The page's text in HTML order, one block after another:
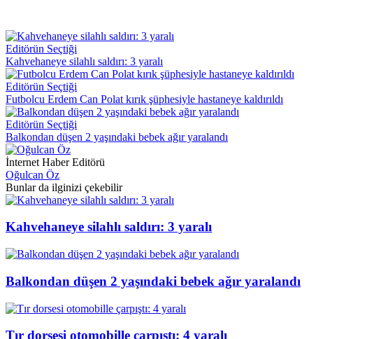
Editörün Seçtiği
Kahvehaneye silahlı saldırı: 3 yaralı
Editörün Seçtiği
Futbolcu Erdem Can Polat kırık şüphesiyle hastaneye kaldırıldı
Editörün Seçtiği
Balkondan düşen 2 yaşındaki bebek ağır yaralandı
İnternet Haber Editörü
Oğulcan Öz
Bunlar da ilginizi çekebilir
Kahvehaneye silahlı saldırı: 3 yaralı
Balkondan düşen 2 yaşındaki bebek ağır yaralandı
Tır dorsesi otomobille çarpıştı: 4 yaralı